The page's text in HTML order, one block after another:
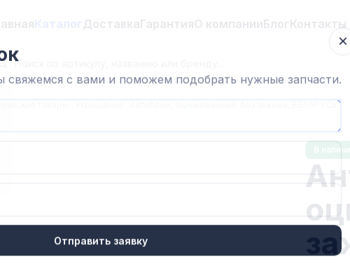
ДоставкаГарантияО компанииБлогКонтакты
В наличии
×
свяжемся с вами и поможем подобрать нужные запчасти.
Отправить заявку